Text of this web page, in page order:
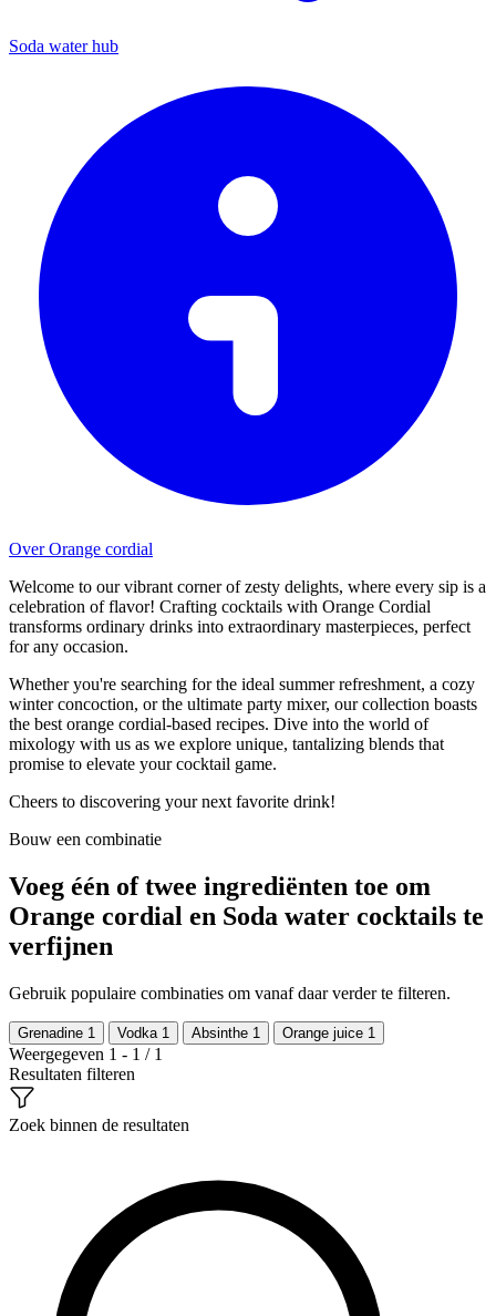
Soda water hub
Over Orange cordial
Welcome to our vibrant corner of zesty delights, where every sip is a
celebration of flavor! Crafting cocktails with Orange Cordial
transforms ordinary drinks into extraordinary masterpieces, perfect
for any occasion.
Whether you're searching for the ideal summer refreshment, a cozy
winter concoction, or the ultimate party mixer, our collection boasts
the best orange cordial-based recipes. Dive into the world of
mixology with us as we explore unique, tantalizing blends that
promise to elevate your cocktail game.
Cheers to discovering your next favorite drink!
Bouw een combinatie
Voeg één of twee ingrediënten toe om
Orange cordial en Soda water cocktails te
verfijnen
Gebruik populaire combinaties om vanaf daar verder te filteren.
Grenadine 1 Vodka 1 Absinthe 1 Orange juice 1
Weergegeven 1 - 1 / 1
Resultaten filteren
Zoek binnen de resultaten